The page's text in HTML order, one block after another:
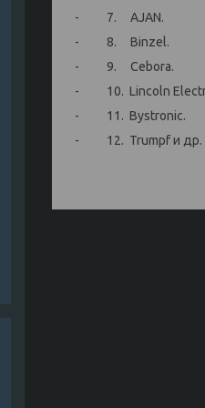
- 7. AJAN.
- 8. Binzel.
- 9. Cebora.
- 10. Lincoln
- 11. Bystronic.
- 12. Trumpf и др.